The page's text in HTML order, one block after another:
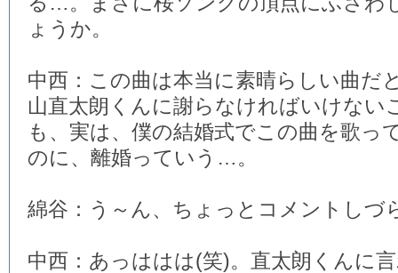
ょうか。
中西：この曲は本当に素晴らしい曲だ
山直太朗くんに謝らなければいけない
も、実は、僕の結婚式でこの曲を歌っ
のに、離婚っていう…。
綿谷：う～ん、ちょっとコメントしづ
中西：あっははは(笑)。直太朗くんに